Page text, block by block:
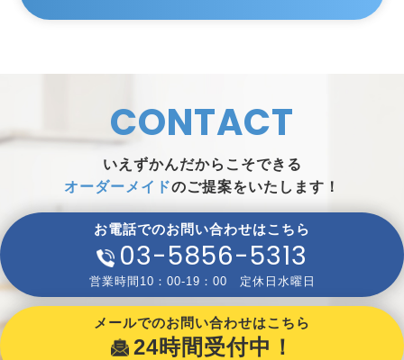
CONTACT
いえずかんだからこそできる
オーダーメイドのご提案をいたします！
お電話でのお問い合わせはこちら
03-5856-5313
営業時間10：00-19：00 定休日水曜日
メールでのお問い合わせはこちら
24時間受付中！